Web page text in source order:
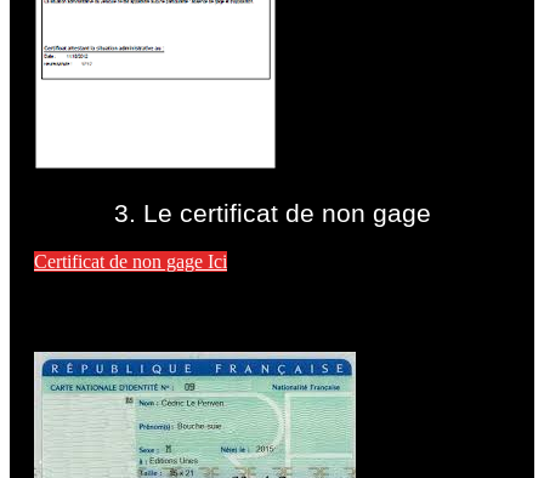
3. Le certificat de non gage
Certificat de non gage Ici